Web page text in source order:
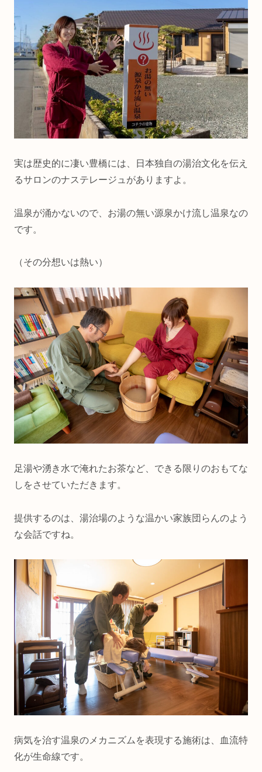
実は歴史的に凄い豊橋には、日本独自の湯治文化を伝え
るサロンのナステレージュがありますよ。
温泉が涌かないので、お湯の無い源泉かけ流し温泉なの
です。
（その分想いは熱い）
足湯や湧き水で淹れたお茶など、できる限りのおもてな
しをさせていただきます。
提供するのは、湯治場のような温かい家族団らんのよう
な会話ですね。
病気を治す温泉のメカニズムを表現する施術は、血流特
化が生命線です。